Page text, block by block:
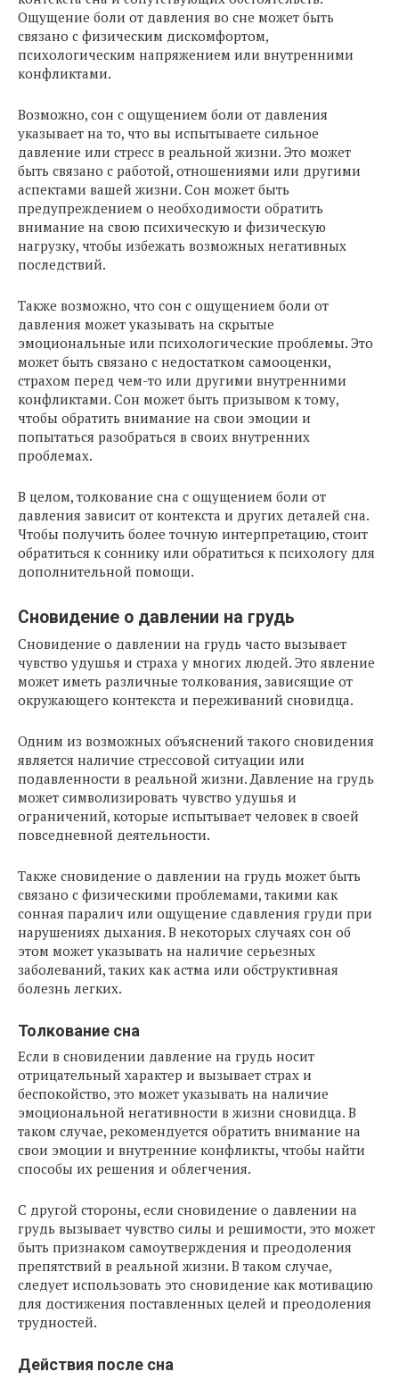
Ощущение боли от давления во сне может быть
связано с физическим дискомфортом,
психологическим напряжением или внутренними
конфликтами.
Возможно, сон с ощущением боли от давления
указывает на то, что вы испытываете сильное
давление или стресс в реальной жизни. Это может
быть связано с работой, отношениями или другими
аспектами вашей жизни. Сон может быть
предупреждением о необходимости обратить
внимание на свою психическую и физическую
нагрузку, чтобы избежать возможных негативных
последствий.
Также возможно, что сон с ощущением боли от
давления может указывать на скрытые
эмоциональные или психологические проблемы. Это
может быть связано с недостатком самооценки,
страхом перед чем-то или другими внутренними
конфликтами. Сон может быть призывом к тому,
чтобы обратить внимание на свои эмоции и
попытаться разобраться в своих внутренних
проблемах.
В целом, толкование сна с ощущением боли от
давления зависит от контекста и других деталей сна.
Чтобы получить более точную интерпретацию, стоит
обратиться к соннику или обратиться к психологу для
дополнительной помощи.
Сновидение о давлении на грудь
Сновидение о давлении на грудь часто вызывает
чувство удушья и страха у многих людей. Это явление
может иметь различные толкования, зависящие от
окружающего контекста и переживаний сновидца.
Одним из возможных объяснений такого сновидения
является наличие стрессовой ситуации или
подавленности в реальной жизни. Давление на грудь
может символизировать чувство удушья и
ограничений, которые испытывает человек в своей
повседневной деятельности.
Также сновидение о давлении на грудь может быть
связано с физическими проблемами, такими как
сонная паралич или ощущение сдавления груди при
нарушениях дыхания. В некоторых случаях сон об
этом может указывать на наличие серьезных
заболеваний, таких как астма или обструктивная
болезнь легких.
Толкование сна
Если в сновидении давление на грудь носит
отрицательный характер и вызывает страх и
беспокойство, это может указывать на наличие
эмоциональной негативности в жизни сновидца. В
таком случае, рекомендуется обратить внимание на
свои эмоции и внутренние конфликты, чтобы найти
способы их решения и облегчения.
С другой стороны, если сновидение о давлении на
грудь вызывает чувство силы и решимости, это может
быть признаком самоутверждения и преодоления
препятствий в реальной жизни. В таком случае,
следует использовать это сновидение как мотивацию
для достижения поставленных целей и преодоления
трудностей.
Действия после сна